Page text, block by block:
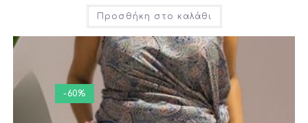
Προσθήκη στο καλάθι
-60%